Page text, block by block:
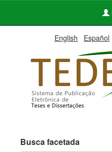
English Español
Busca facetada